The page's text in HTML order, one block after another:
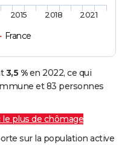
France
2015 2018 2021
3,5 %en 2022, ce qui
et 83 personnes
le plus de chômage
sur la population active